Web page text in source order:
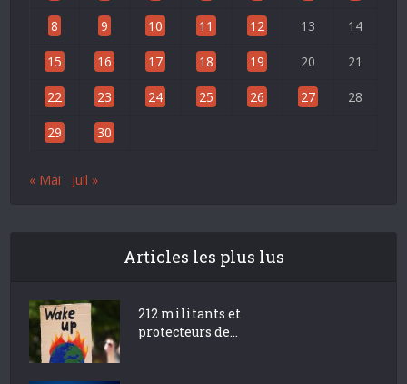
8 9 10 11 12 13 14
15 16 17 18 19 20 21
22 23 24 25 26 27 28
29 30
« Mai Juil »
Articles les plus lus
212 militants et
protecteurs de...